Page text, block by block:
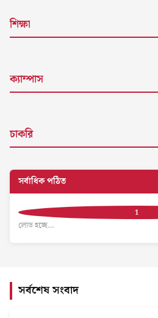
শিক্ষা
ক্যাম্পাস
চাকরি
সর্বাধিক পঠিত
লোড হচ্ছে…
সর্বশেষ সংবাদ